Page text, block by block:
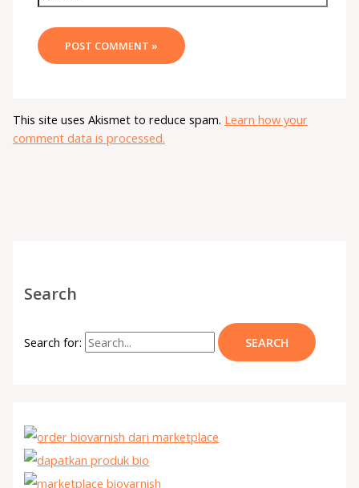
This site uses Akismet to reduce spam. Learn how your
comment data is processed.
Search
Search for: